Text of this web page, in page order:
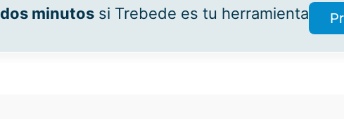
dos minutos si Trebede es tu herramienta